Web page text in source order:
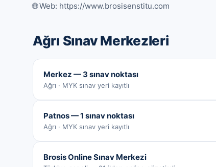
🌐 Web: https://www.brosisenstitu.com
Ağrı Sınav Merkezleri
Merkez — 3 sınav noktası
Ağrı · MYK sınav yeri kayıtlı
Patnos — 1 sınav noktası
Ağrı · MYK sınav yeri kayıtlı
Brosis Online Sınav Merkezi